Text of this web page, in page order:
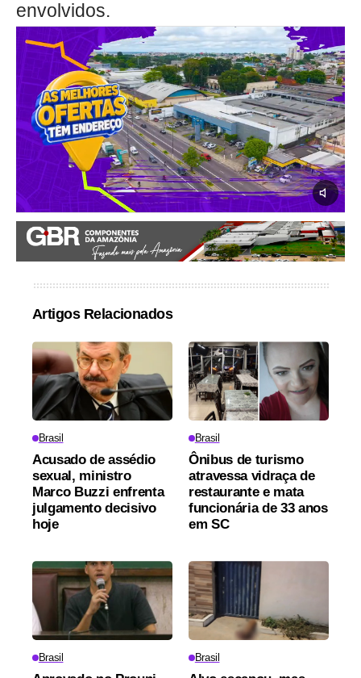
envolvidos.
Artigos Relacionados
Brasil
Acusado de assédio
sexual, ministro
Marco Buzzi enfrenta
julgamento decisivo
hoje
Brasil
Ônibus de turismo
atravessa vidraça de
restaurante e mata
funcionária de 33 anos
em SC
Brasil Brasil